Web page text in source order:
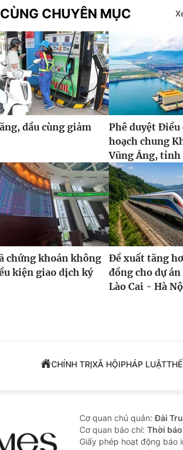
CHUYÊN MỤC
dầu cùng giảm
Phê duyệt
hoạch chung
Vũng Áng, tỉnh
chứng khoán không
kiện giao dịch ký
Đề xuất tăng
đồng cho dự
Lào Cai - Hà
CHÍNH TRỊXÃ HỘIPHÁP LUẬT
Cơ quan chủ quản:Đài
Cơ quan báo chí: Thời
Giấy phép hoạt động báo